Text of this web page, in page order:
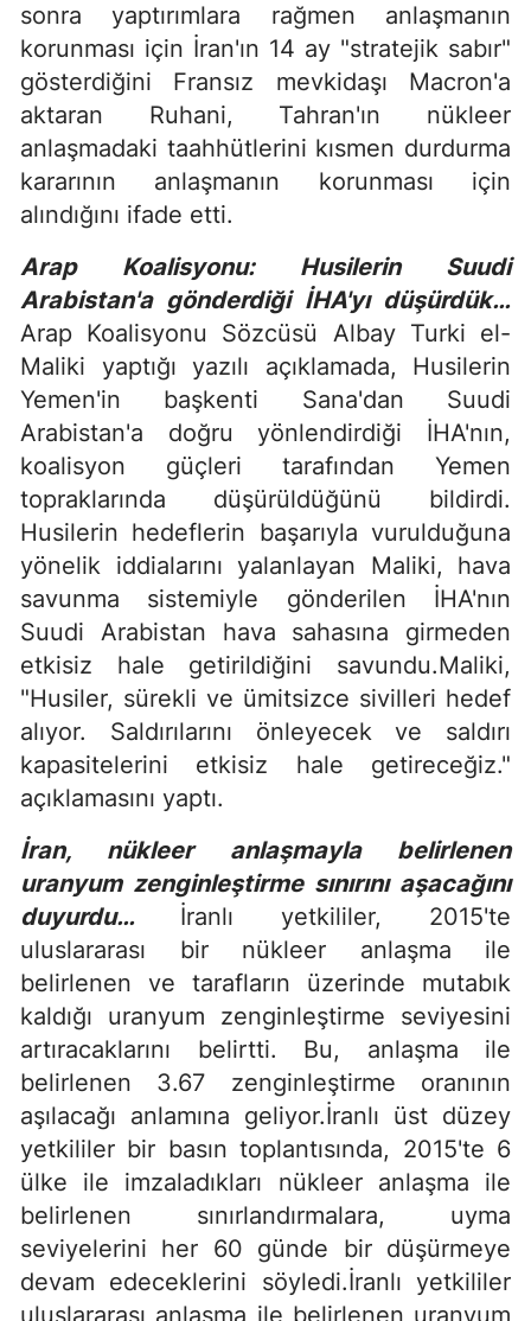
sonra yaptırımlara rağmen anlaşmanın
korunması için İran'ın 14 ay "stratejik sabır"
gösterdiğini Fransız mevkidaşı Macron'a
aktaran Ruhani, Tahran'ın nükleer
anlaşmadaki taahhütlerini kısmen durdurma
kararının anlaşmanın korunması için
alındığını ifade etti.
Arap Koalisyonu: Husilerin Suudi
Arabistan'a gönderdiği İHA'yı düşürdük…
Arap Koalisyonu Sözcüsü Albay Turki el-
Maliki yaptığı yazılı açıklamada, Husilerin
Yemen'in başkenti Sana'dan Suudi
Arabistan'a doğru yönlendirdiği İHA'nın,
koalisyon güçleri tarafından Yemen
topraklarında düşürüldüğünü bildirdi.
Husilerin hedeflerin başarıyla vurulduğuna
yönelik iddialarını yalanlayan Maliki, hava
savunma sistemiyle gönderilen İHA'nın
Suudi Arabistan hava sahasına girmeden
etkisiz hale getirildiğini savundu.Maliki,
"Husiler, sürekli ve ümitsizce sivilleri hedef
alıyor. Saldırılarını önleyecek ve saldırı
kapasitelerini etkisiz hale getireceğiz."
açıklamasını yaptı.
İran, nükleer anlaşmayla belirlenen
uranyum zenginleştirme sınırını aşacağını
duyurdu… İranlı yetkililer, 2015'te
uluslararası bir nükleer anlaşma ile
belirlenen ve tarafların üzerinde mutabık
kaldığı uranyum zenginleştirme seviyesini
artıracaklarını belirtti. Bu, anlaşma ile
belirlenen 3.67 zenginleştirme oranının
aşılacağı anlamına geliyor.İranlı üst düzey
yetkililer bir basın toplantısında, 2015'te 6
ülke ile imzaladıkları nükleer anlaşma ile
belirlenen sınırlandırmalara, uyma
seviyelerini her 60 günde bir düşürmeye
devam edeceklerini söyledi.İranlı yetkililer
uluslararası anlaşma ile belirlenen uranyum